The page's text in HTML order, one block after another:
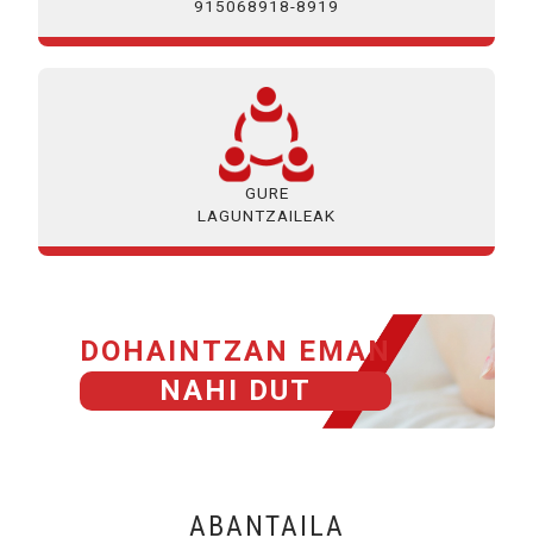
915068918-8919
GURE
LAGUNTZAILEAK
DOHAINTZAN EMAN
NAHI DUT
ABANTAILA